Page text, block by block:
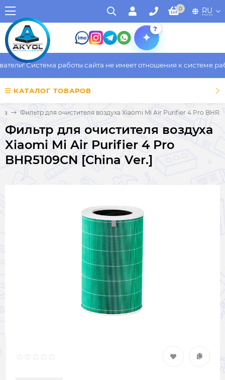
0 RU
?
Система работы сайта не имеет отношения к системе
КАТАЛОГ ТОВАРОВ
Фильтр для очистителя воздуха Xiaomi Mi Air Purifier 4 Pro
Фильтр для очистителя воздуха
Xiaomi Mi Air Purifier 4 Pro
BHR5109CN [China Ver.]